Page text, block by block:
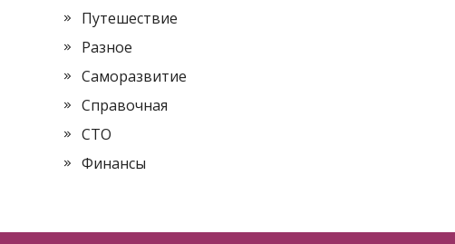
Путешествие
Разное
Саморазвитие
Справочная
СТО
Финансы